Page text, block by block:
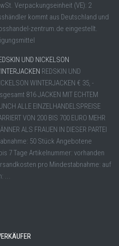
Verpackungseinheit (VE): 2
kommt aus Deutschland und
zentrum.de eingestellt.
UND NICKELSON
REDSKIN UND
WINTERJACKEN € 35, -
816 JACKEN MIT ECHTEM
ALLE EINZELHANDELSPREISE
VON 200 BIS 700 EURO MEHR
ALS FRAUEN IN DIESER PARTEI
50 Stück Angebotene
7 Tage Artikelnummer: vorhanden
pro Mindestabnahme: auf
...